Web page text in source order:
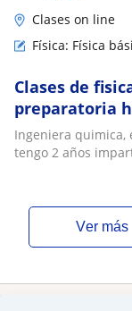
Clases on line
Física: Física
Clases de
preparatoria
Ingeniera quimica,
tengo 2 años
ver más